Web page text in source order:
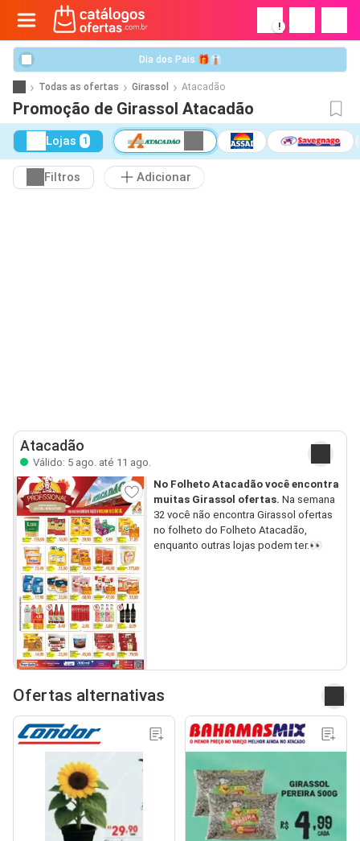
!
Dia dos Pais 🎁👔
Todas as ofertas Girassol Atacadão
Promoção de Girassol Atacadão
Lojas 1
Filtros Adicionar
Atacadão
Válido: 5 ago. até 11 ago.
No Folheto Atacadão você encontra
muitas Girassol ofertas. Na semana
32 você não encontra Girassol ofertas
no folheto do Folheto Atacadão,
enquanto outras lojas podem ter.👀
Ofertas alternativas